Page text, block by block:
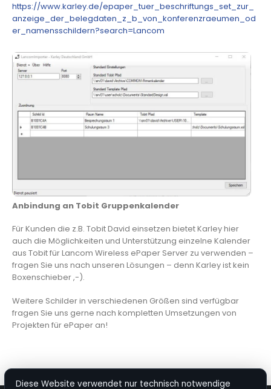
https://www.karley.de/epaper_tuer_beschriftungs_set_zur_
anzeige_der_belegdaten_z_b_von_konferenzraeumen_od
er_namensschildern?search=Lancom
Anbindung an Tobit Gruppenkalender
Für Kunden die z.B. Tobit David einsetzen bietet Karley hier
auch die Möglichkeiten und Unterstützung einzelne Kalender
aus Tobit für Lancom Wireless ePaper Server zu verwenden –
fragen Sie uns nach unseren Lösungen – denn Karley ist kein
Boxenschieber ,-).
Weitere Schilder in verschiedenen Größen sind verfügbar
fragen Sie uns gerne nach kompletten Umsetzungen von
Projekten für ePaper an!
Diese Website verwendet nur technisch notwendige